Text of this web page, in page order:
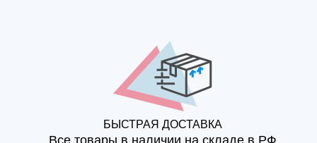
БЫСТРАЯ ДОСТАВКА
Все товары в наличии на складе в РФ